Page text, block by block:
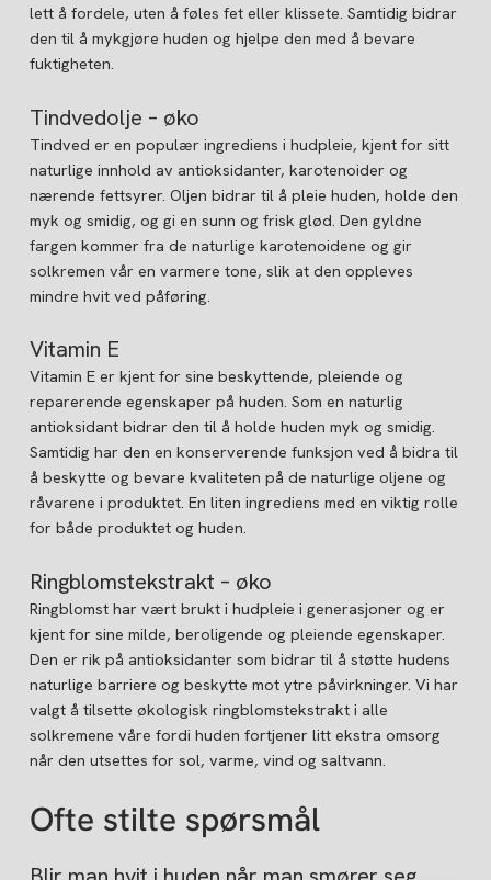
lett å fordele, uten å føles fet eller klissete. Samtidig bidrar
den til å mykgjøre huden og hjelpe den med å bevare
fuktigheten.
Tindvedolje – øko
Tindved er en populær ingrediens i hudpleie, kjent for sitt
naturlige innhold av antioksidanter, karotenoider og
nærende fettsyrer. Oljen bidrar til å pleie huden, holde den
myk og smidig, og gi en sunn og frisk glød. Den gyldne
fargen kommer fra de naturlige karotenoidene og gir
solkremen vår en varmere tone, slik at den oppleves
mindre hvit ved påføring.
Vitamin E
Vitamin E er kjent for sine beskyttende, pleiende og
reparerende egenskaper på huden. Som en naturlig
antioksidant bidrar den til å holde huden myk og smidig.
Samtidig har den en konserverende funksjon ved å bidra til
å beskytte og bevare kvaliteten på de naturlige oljene og
råvarene i produktet. En liten ingrediens med en viktig rolle
for både produktet og huden.
Ringblomstekstrakt – øko
Ringblomst har vært brukt i hudpleie i generasjoner og er
kjent for sine milde, beroligende og pleiende egenskaper.
Den er rik på antioksidanter som bidrar til å støtte hudens
naturlige barriere og beskytte mot ytre påvirkninger. Vi har
valgt å tilsette økologisk ringblomstekstrakt i alle
solkremene våre fordi huden fortjener litt ekstra omsorg
når den utsettes for sol, varme, vind og saltvann.
Ofte stilte spørsmål